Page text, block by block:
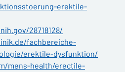
erektile-
28718128/
fachbereiche-
erektile-dysfunktion/
mens-health/erectile-